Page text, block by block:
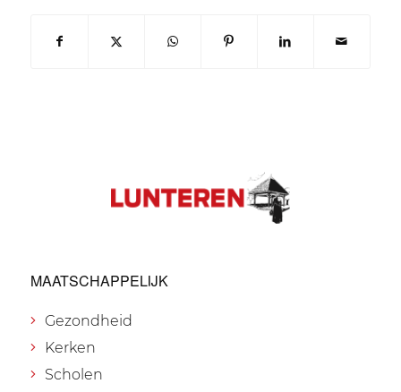
MAATSCHAPPELIJK
Gezondheid
Kerken
Scholen